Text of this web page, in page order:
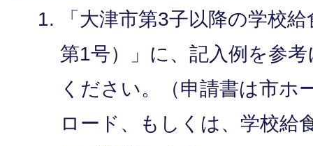
「大津市第3子以降の学校
第1号）」に、記入例を参
ください。（申請書は市ホ
ロード、もしくは、学校給